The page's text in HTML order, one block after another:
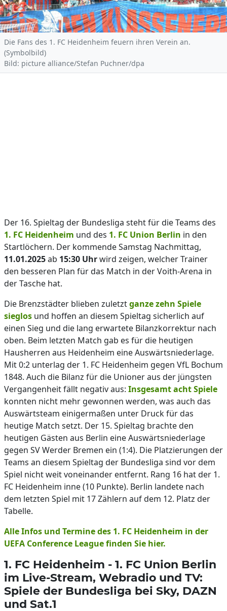
Die Fans des 1. FC Heidenheim feuern ihren Verein an.
(Symbolbild)
Bild: picture alliance/Stefan Puchner/dpa
Der 16. Spieltag der Bundesliga steht für die Teams des
1. FC Heidenheim und des 1. FC Union Berlin in den
Startlöchern. Der kommende Samstag Nachmittag,
11.01.2025ab 15:30 Uhrwird zeigen, welcher Trainer
den besseren Plan für das Match in der Voith-Arena in
der Tasche hat.
Die Brenzstädter blieben zuletztganze zehn Spiele
sieglos und hoffen an diesem Spieltag sicherlich auf
einen Sieg und die lang erwartete Bilanzkorrektur nach
oben. Beim letzten Match gab es für die heutigen
Hausherren aus Heidenheim eine Auswärtsniederlage.
Mit 0:2 unterlag der 1. FC Heidenheim gegen VfL Bochum
1848. Auch die Bilanz für die Unioner aus der jüngsten
Vergangenheit fällt negativ aus: Insgesamt acht Spiele
konnten nicht mehr gewonnen werden, was auch das
Auswärtsteam einigermaßen unter Druck für das
heutige Match setzt. Der 15. Spieltag brachte den
heutigen Gästen aus Berlin eine Auswärtsniederlage
gegen SV Werder Bremen ein (1:4). Die Platzierungen der
Teams an diesem Spieltag der Bundesliga sind vor dem
Spiel nicht weit voneinander entfernt. Rang 16 hat der 1.
FC Heidenheim inne (10 Punkte). Berlin landete nach
dem letzten Spiel mit 17 Zählern auf dem 12. Platz der
Tabelle.
Alle Infos und Termine des 1. FC Heidenheim in der
UEFA Conference League finden Sie hier.
1. FC Heidenheim - 1. FC Union Berlin
im Live-Stream, Webradio und TV:
Spiele der Bundesliga bei Sky, DAZN
und Sat.1